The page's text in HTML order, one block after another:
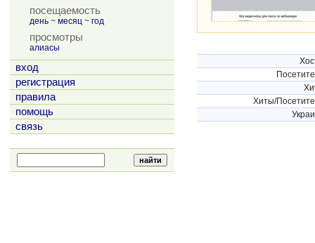
посещаемость
день ~ месяц ~ год
просмотры
алиасы
вход
регистрация
правила
помощь
связь
Хиты/